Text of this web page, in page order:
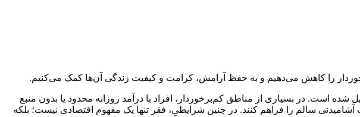
را کاهش می‌دهیم و به حفظ آرامش، کرامت و کیفیت زندگی آن‌ها کمک می‌کنیم.
شده است. در بسیاری از مناطق کم‌برخوردار، افراد با درآمد روزانه محدود یا بدون منبع
سالم را فراهم کنند. در چنین شرایطی، فقر تنها یک مفهوم اقتصادی نیست؛ بلکه